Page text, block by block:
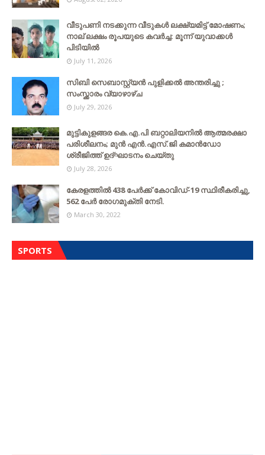
വീടുപണി നടക്കുന്ന വീടുകൾ ലക്ഷ്യമിട്ട് മോഷണം;
നാല് ലക്ഷം രൂപയുടെ കവർച്ച: മൂന്ന് യുവാക്കൾ
പിടിയിൽ
July 11, 2026
സിബി സെബാസ്റ്റ്യന്‍ പുളിക്കല്‍ അന്തരിച്ചു ;
സംസ്ക്കാരം വ്യാഴാഴ്ച
July 29, 2026
മുട്ടികുളങ്ങര കെ.എ.പി ബറ്റാലിയനിൽ ആത്മരക്ഷാ
പരിശീലനം; മുൻ എൻ.എസ്.ജി കമാൻഡോ
ശ്രീജിത്ത് ഉദ്ഘാടനം ചെയ്തു
July 28, 2026
കേരളത്തില്‍ 438 പേര്‍ക്ക് കോവിഡ്-19 സ്ഥിരീകരിച്ചു,
562 പേര്‍ രോഗമുക്തി നേടി.
March 30, 2022
SPORTS